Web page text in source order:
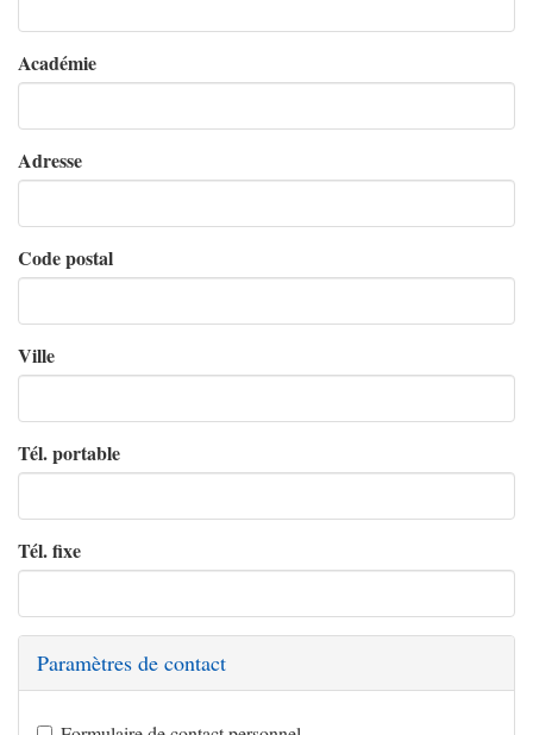
Académie
Adresse
Code postal
Ville
Tél. portable
Tél. fixe
Paramètres de contact